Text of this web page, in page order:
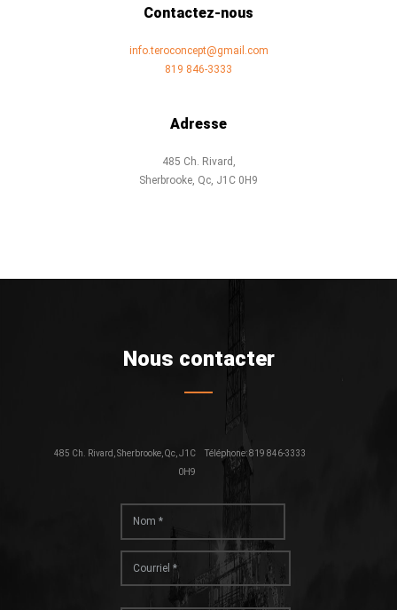
Contactez-nous
info.teroconcept@gmail.com
819 846-3333
Adresse
485 Ch. Rivard,
Sherbrooke, Qc, J1C 0H9
Nous contacter
Téléphone: 819 846-3333
485 Ch. Rivard, Sherbrooke, Qc, J1C
0H9